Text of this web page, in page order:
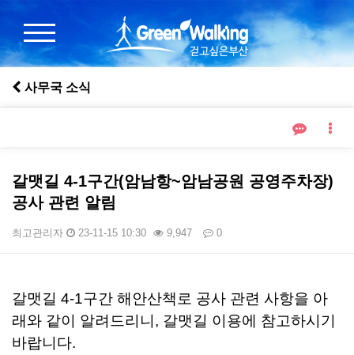
사무국 소식
갈맷길 4-1구간(암남항~암남공원 공영주차장)
공사 관련 알림
최고관리자 23-11-15 10:30 9,947 0
갈맷길 4-1구간 해안산책로 공사 관련 사항을 아
래와 같이 알려드리니, 갈맷길 이용에 참고하시기
바랍니다.